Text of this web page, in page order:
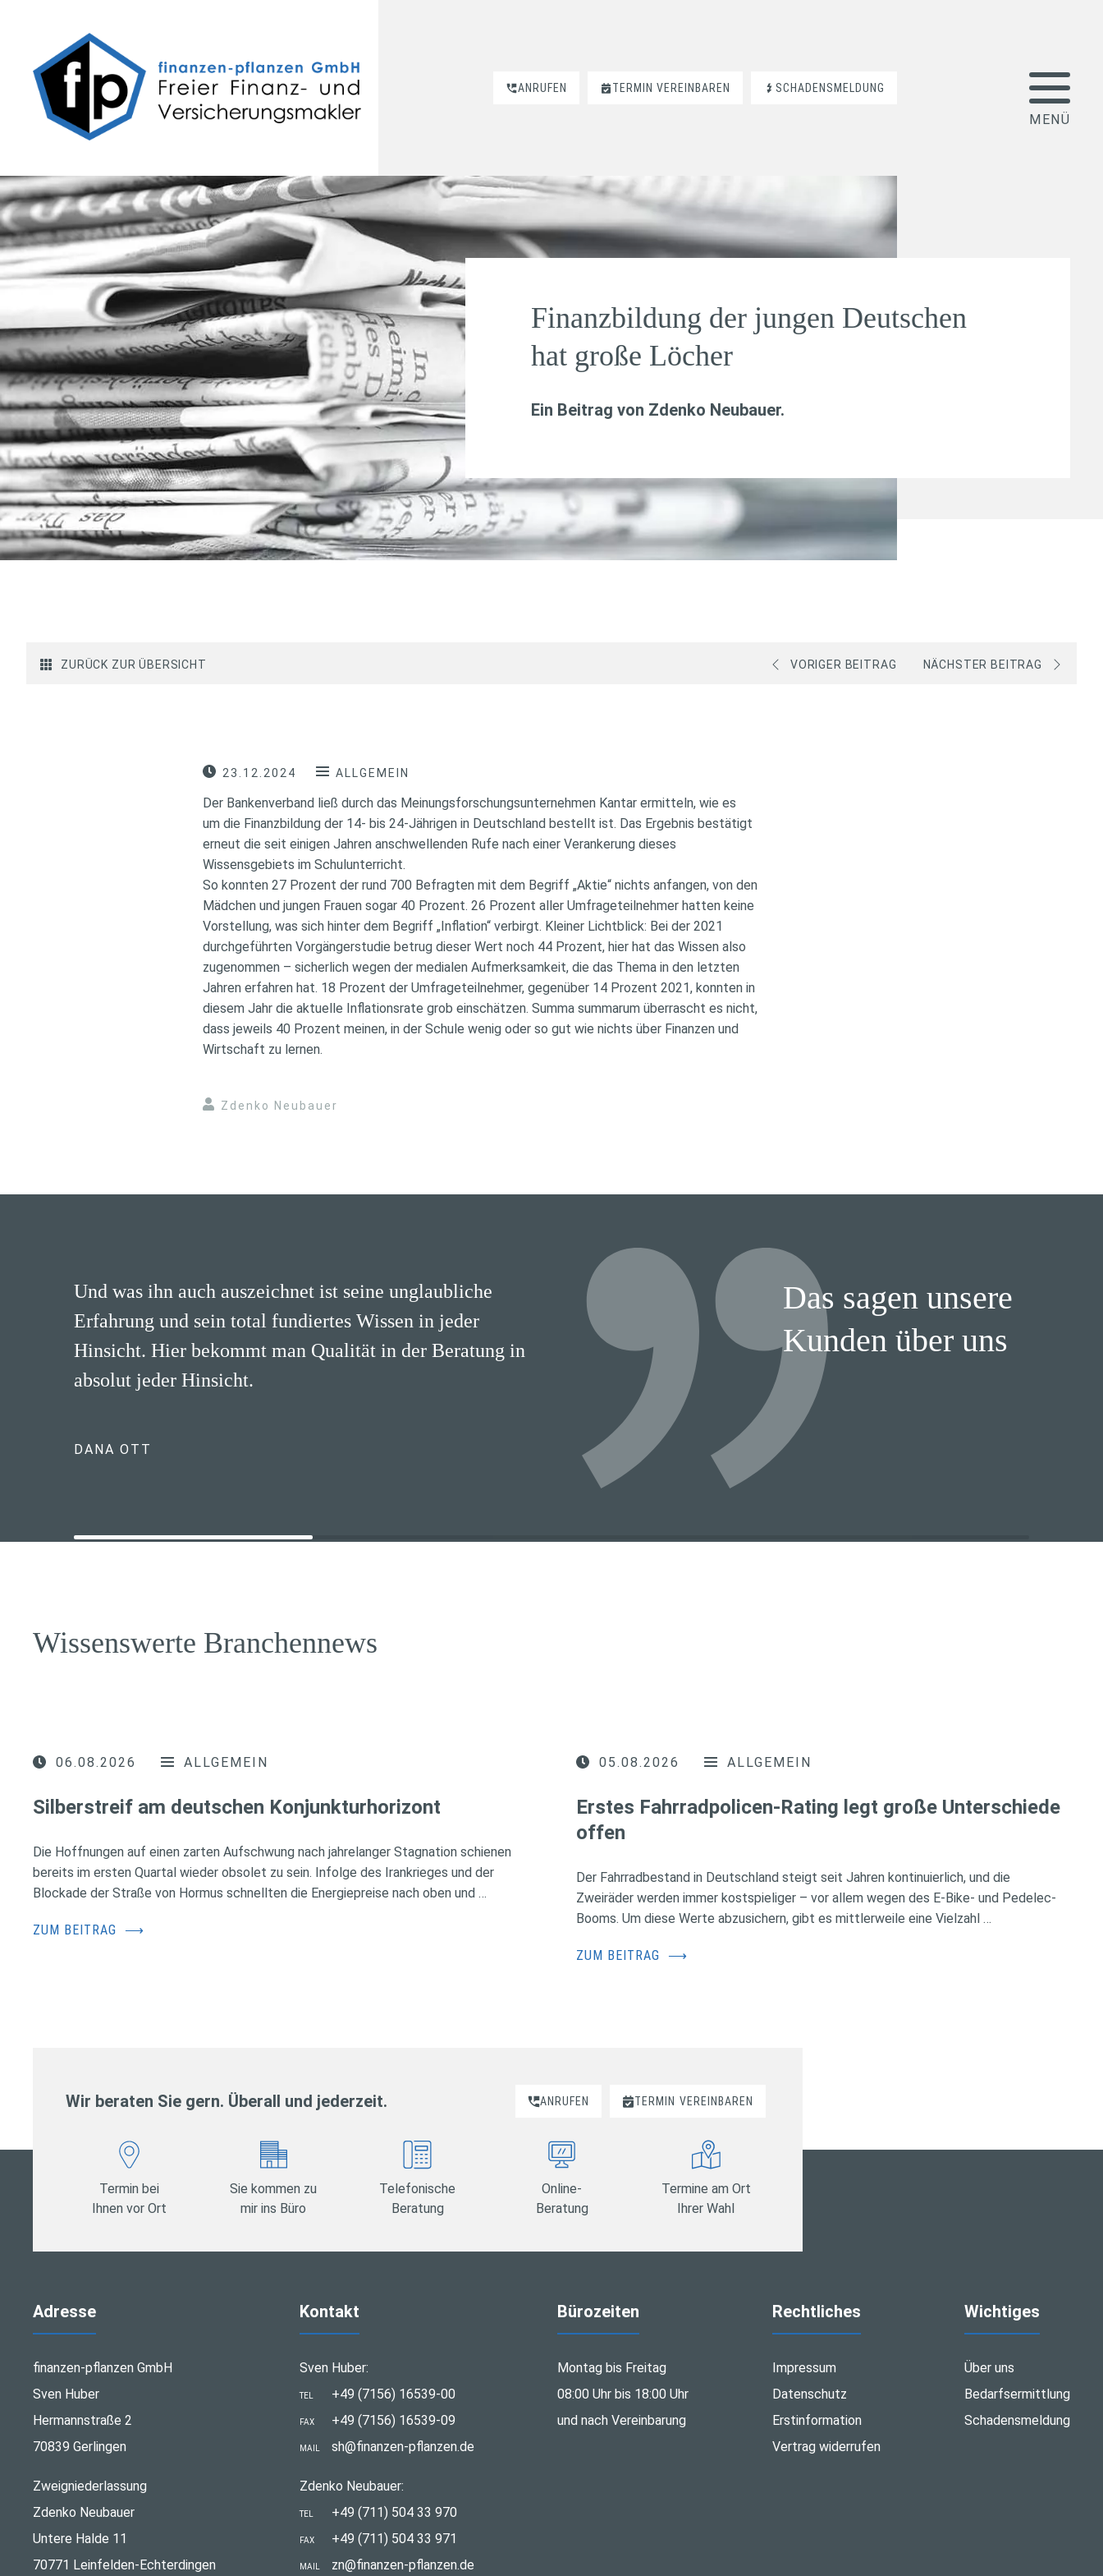
ANRUFEN TERMIN VEREINBAREN SCHADENSMELDUNG
Finanzbildung der jungen Deutschen
hat große Löcher
Ein Beitrag von Zdenko Neubauer.
ZURÜCK ZUR ÜBERSICHT VORIGER BEITRAG NÄCHSTER BEITRAG
23.12.2024 ALLGEMEIN
Der Bankenverband ließ durch das Meinungsforschungsunternehmen Kantar ermitteln, wie es
um die Finanzbildung der 14- bis 24-Jährigen in Deutschland bestellt ist. Das Ergebnis bestätigt
erneut die seit einigen Jahren anschwellenden Rufe nach einer Verankerung dieses
Wissensgebiets im Schulunterricht.
So konnten 27 Prozent der rund 700 Befragten mit dem Begriff „Aktie“ nichts anfangen, von den
Mädchen und jungen Frauen sogar 40 Prozent. 26 Prozent aller Umfrageteilnehmer hatten keine
Vorstellung, was sich hinter dem Begriff „Inflation“ verbirgt. Kleiner Lichtblick: Bei der 2021
durchgeführten Vorgängerstudie betrug dieser Wert noch 44 Prozent, hier hat das Wissen also
zugenommen – sicherlich wegen der medialen Aufmerksamkeit, die das Thema in den letzten
Jahren erfahren hat. 18 Prozent der Umfrageteilnehmer, gegenüber 14 Prozent 2021, konnten in
diesem Jahr die aktuelle Inflationsrate grob einschätzen. Summa summarum überrascht es nicht,
dass jeweils 40 Prozent meinen, in der Schule wenig oder so gut wie nichts über Finanzen und
Wirtschaft zu lernen.
Zdenko Neubauer
Das sagen unsere
Kunden über uns
Und was ihn auch auszeichnet ist seine unglaubliche
Erfahrung und sein total fundiertes Wissen in jeder
Hinsicht. Hier bekommt man Qualität in der Beratung in
absolut jeder Hinsicht.
DANA OTT
Wissenswerte Branchennews
06.08.2026 ALLGEMEIN
Silberstreif am deutschen Konjunkturhorizont
Die Hoffnungen auf einen zarten Aufschwung nach jahrelanger Stagnation schienen
bereits im ersten Quartal wieder obsolet zu sein. Infolge des Irankrieges und der
Blockade der Straße von Hormus schnellten die Energiepreise nach oben und …
ZUM BEITRAG ⟶
05.08.2026 ALLGEMEIN
Erstes Fahrradpolicen-Rating legt große Unterschiede
offen
Der Fahrradbestand in Deutschland steigt seit Jahren kontinuierlich, und die
Zweiräder werden immer kostspieliger – vor allem wegen des E-Bike- und Pedelec-
Booms. Um diese Werte abzusichern, gibt es mittlerweile eine Vielzahl …
ZUM BEITRAG ⟶
Wir beraten Sie gern. Überall und jederzeit. ANRUFEN TERMIN VEREINBAREN
Termin bei
Ihnen vor Ort
Sie kommen zu
mir ins Büro
Telefonische
Beratung
Online-
Beratung
Termine am Ort
Ihrer Wahl
Adresse
finanzen-pflanzen GmbH
Sven Huber
Hermannstraße 2
70839 Gerlingen
Zweigniederlassung
Zdenko Neubauer
Untere Halde 11
70771 Leinfelden-Echterdingen
Kontakt
Sven Huber:
TEL +49 (7156) 16539-00
FAX +49 (7156) 16539-09
MAIL sh@finanzen-pflanzen.de
Zdenko Neubauer:
TEL +49 (711) 504 33 970
FAX +49 (711) 504 33 971
MAIL zn@finanzen-pflanzen.de
Bürozeiten
Montag bis Freitag
08:00 Uhr bis 18:00 Uhr
und nach Vereinbarung
Rechtliches
Impressum
Datenschutz
Erstinformation
Vertrag widerrufen
Wichtiges
Über uns
Bedarfsermittlung
Schadensmeldung